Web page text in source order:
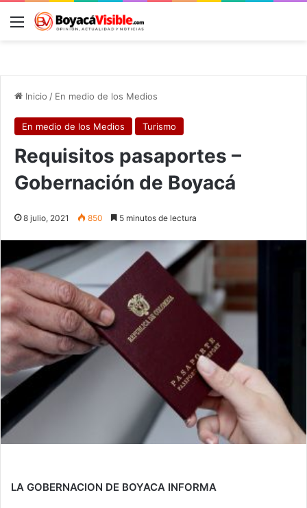
Menú
Inicio / En medio de los Medios
En medio de los Medios Turismo
Requisitos pasaportes –
Gobernación de Boyacá
8 julio, 2021 850 5 minutos de lectura
LA GOBERNACION DE BOYACA INFORMA